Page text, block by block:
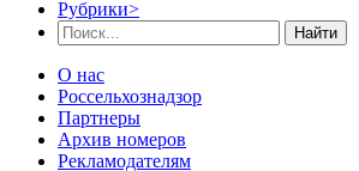
Рубрики>
Найти
О нас
Россельхознадзор
Партнеры
Архив номеров
Рекламодателям